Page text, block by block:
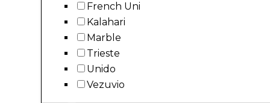
French Uni
Kalahari
Marble
Trieste
Unido
Vezuvio